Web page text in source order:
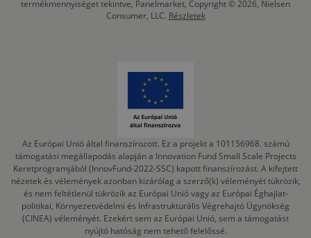
termékmennyiséget tekintve, Panelmarket, Copyright © 2026, Nielsen
Consumer, LLC. Részletek
Az Európai Unió által finanszírozott. Ez a projekt a 101156968. számú
támogatási megállapodás alapján a Innovation Fund Small Scale Projects
Keretprogramjából (InnovFund-2022-SSC) kapott finanszírozást. A kifejtett
nézetek és vélemények azonban kizárólag a szerző(k) véleményét tükrözik,
és nem feltétlenül tükrözik az Európai Unió vagy az Európai Éghajlat-
politikai, Környezetvédelmi és Infrastrukturális Végrehajtó Ügynökség
(CINEA) véleményét. Ezekért sem az Európai Unió, sem a támogatást
nyújtó hatóság nem tehető felelőssé.